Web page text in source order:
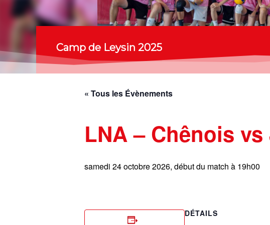
Camp de Leysin 2025
« Tous les Évènements
LNA – Chênois
samedi 24 octobre 2026, début du match à 19h00
DÉTAILS